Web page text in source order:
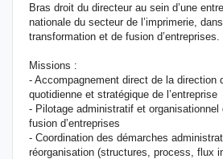
Bras droit du directeur au sein d’une
nationale du secteur de l’imprimerie,
transformation et de fusion d’entreprises.
Missions :
- Accompagnement direct de la direction
quotidienne et stratégique de l’entreprise
- Pilotage administratif et organisationnel
fusion d’entreprises
- Coordination des démarches
réorganisation (structures, process, flux